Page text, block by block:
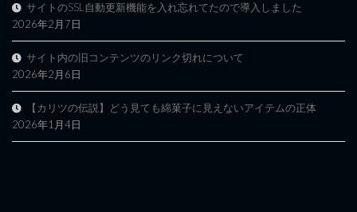
サイトのSSL自動更新機能を入れ忘れてたので導入しました
2026年2月7日
サイト内の旧コンテンツのリンク切れについて
2026年2月6日
【カリツの伝説】どう見ても綿菓子に見えないアイテムの正体
2026年1月4日